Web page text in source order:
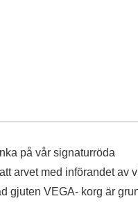
på vår signaturröda
arvet med införandet av
gjuten VEGA- korg är